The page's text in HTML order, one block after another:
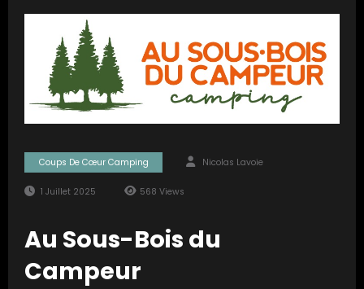
Coups De Cœur Camping Nicolas Lavoie
1 Juillet 2025 568 Views
Au Sous-Bois du
Campeur